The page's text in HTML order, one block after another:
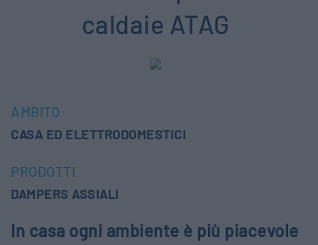
caldaie ATAG
AMBITO
CASA ED ELETTRODOMESTICI
PRODOTTI
DAMPERS ASSIALI
In casa ogni ambiente è più piacevole